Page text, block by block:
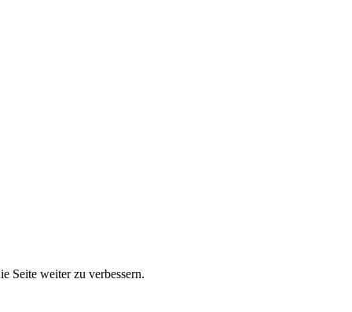
Seite weiter zu verbessern.